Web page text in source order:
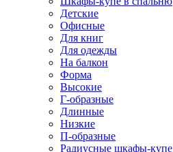
Детские
Офисные
Для книг
Для одежды
На балкон
Форма
Высокие
Г-образные
Длинные
Низкие
П-образные
Радиусные шкафы-купе